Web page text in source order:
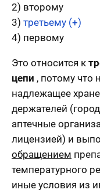
2) второму
3) третьему (+)
4) первому
Это относится к
цепи , потому что
надлежащее
держателей
аптечные
лицензией) и
обращением
температурного
иные условия из